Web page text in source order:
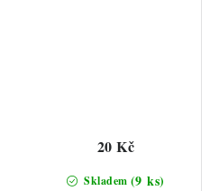
Skladem (9 ks)
20 Kč